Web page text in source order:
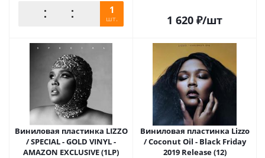
1
шт. 1 620 ₽/шт
Виниловая пластинка LIZZO
/ SPECIAL - GOLD VINYL -
AMAZON EXCLUSIVE (1LP)
Виниловая пластинка Lizzo
/ Coconut Oil - Black Friday
2019 Release (12)